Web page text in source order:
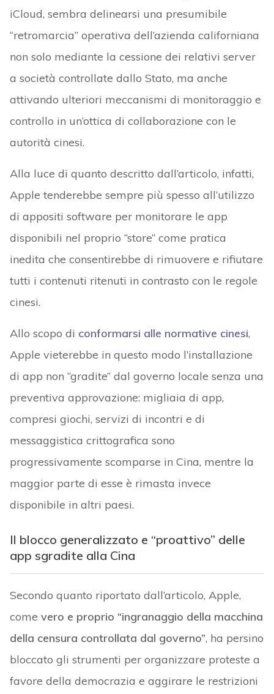
iCloud, sembra delinearsi una presumibile
“retromarcia” operativa dell’azienda californiana
non solo mediante la cessione dei relativi server
a società controllate dallo Stato, ma anche
attivando ulteriori meccanismi di monitoraggio e
controllo in un’ottica di collaborazione con le
autorità cinesi.
Alla luce di quanto descritto dall’articolo, infatti,
Apple tenderebbe sempre più spesso all’utilizzo
di appositi software per monitorare le app
disponibili nel proprio “store” come pratica
inedita che consentirebbe di rimuovere e rifiutare
tutti i contenuti ritenuti in contrasto con le regole
cinesi.
Allo scopo di conformarsi alle normative cinesi,
Apple vieterebbe in questo modo l’installazione
di app non “gradite” dal governo locale senza una
preventiva approvazione: migliaia di app,
compresi giochi, servizi di incontri e di
messaggistica crittografica sono
progressivamente scomparse in Cina, mentre la
maggior parte di esse è rimasta invece
disponibile in altri paesi.
Il blocco generalizzato e “proattivo” delle
app sgradite alla Cina
Secondo quanto riportato dall’articolo, Apple,
come vero e proprio “ingranaggio della macchina
della censura controllata dal governo”, ha persino
bloccato gli strumenti per organizzare proteste a
favore della democrazia e aggirare le restrizioni